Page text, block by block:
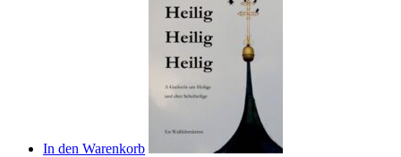
In den Warenkorb